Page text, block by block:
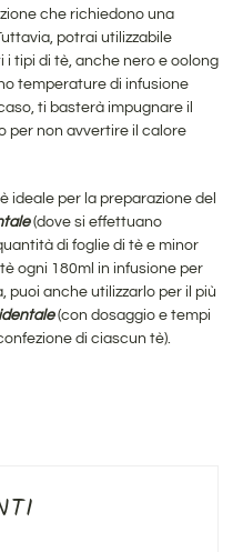
che richiedono una
potrai utilizzabile
tipi di tè, anche nero e oolong
temperature di infusione
ti basterà impugnare il
per non avvertire il calore
ideale per la preparazione del
(dove si effettuano
di foglie di tè e minor
ogni 180ml in infusione per
puoi anche utilizzarlo per il più
(con dosaggio e tempi
di ciascun tè).